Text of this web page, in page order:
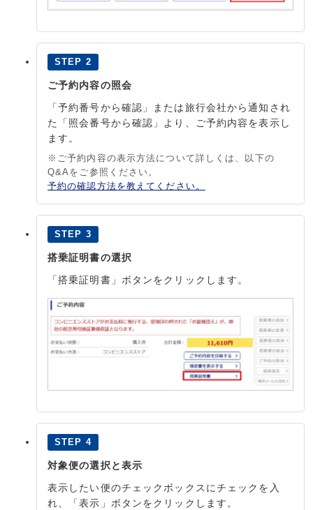
STEP 2
ご予約内容の照会
「予約番号から確認」または旅行会社から通知され
た「照会番号から確認」より、ご予約内容を表示し
ます。
※ご予約内容の表示方法について詳しくは、以下の
Q&Aをご参照ください。
予約の確認方法を教えてください。
STEP 3
搭乗証明書の選択
「搭乗証明書」ボタンをクリックします。
STEP 4
対象便の選択と表示
表示したい便のチェックボックスにチェックを入
れ、「表示」ボタンをクリックします。